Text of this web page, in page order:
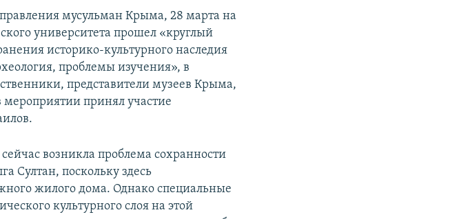
мусульман Крыма, 28 марта на
университета прошел «круглый
историко-культурного наследия
проблемы изучения», в
представители музеев Крыма,
принял участие
возникла проблема сохранности
Султан, поскольку здесь
жилого дома. Однако специальные
культурного слоя на этой